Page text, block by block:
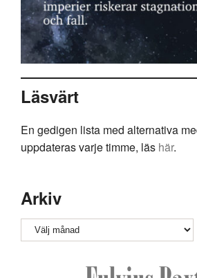
Läsvärt
En gedigen lista med alternativa
uppdateras varje timme, läs här.
Arkiv
Arkiv